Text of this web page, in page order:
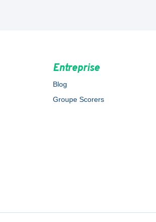
Entreprise
Blog
Groupe Scorers